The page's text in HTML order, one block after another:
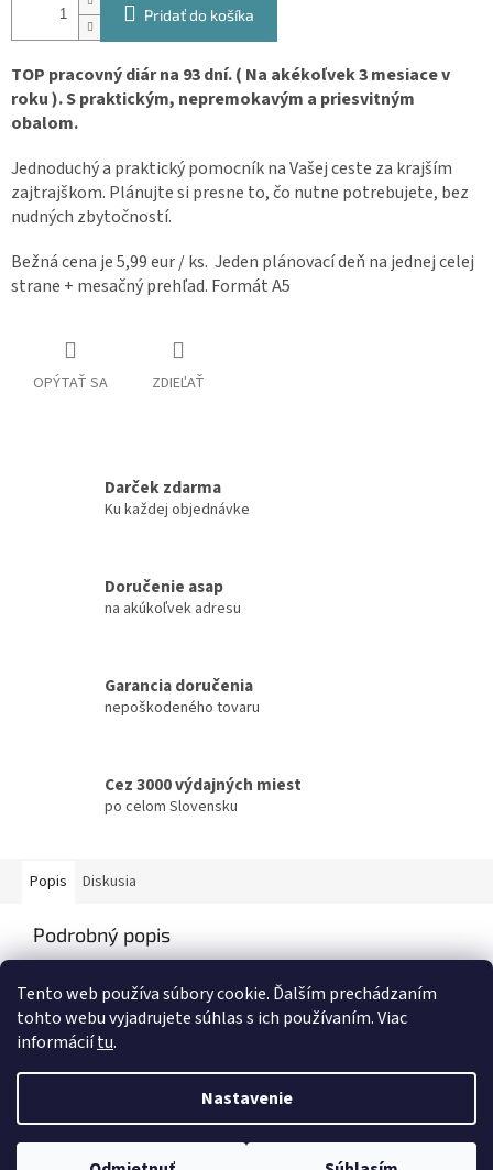
Tento web používa súbory cookie. Ďalším prechádzaním
tohto webu vyjadrujete súhlas s ich používaním. Viac
informáciítu.
Nastavenie
Pridať do košíka
TOP pracovný diár na 93 dní. ( Na akékoľvek 3 mesiace v
roku ). S praktickým, nepremokavým a priesvitným
obalom.
Jednoduchý a praktický pomocník na Vašej ceste za krajším
zajtrajškom. Plánujte si presne to, čo nutne potrebujete, bez
nudných zbytočností.
Bežná cena je 5,99 eur / ks. Jeden plánovací deň na jednej celej
strane + mesačný prehľad. Formát A5
OPÝTAŤ SA ZDIEĽAŤ
Darček zdarma
Ku každej objednávke
Doručenie asap
na akúkoľvek adresu
Garancia doručenia
nepoškodeného tovaru
Cez 3000 výdajných miest
po celom Slovensku
Popis Diskusia
Podrobný popis
Vytvoril Shoptet